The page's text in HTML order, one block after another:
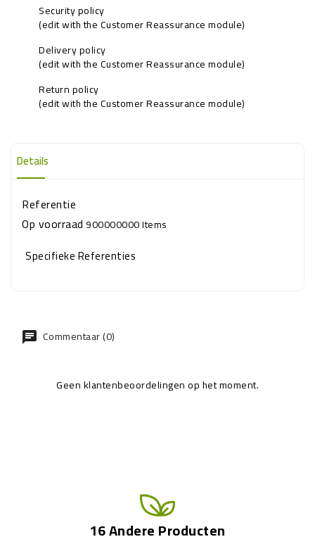
Security policy
(edit with the Customer Reassurance module)
Delivery policy
(edit with the Customer Reassurance module)
Return policy
(edit with the Customer Reassurance module)
Details
Referentie
Op voorraad900000000 Items
Specifieke Referenties
Commentaar (0)
Geen klantenbeoordelingen op het moment.
16 Andere Producten